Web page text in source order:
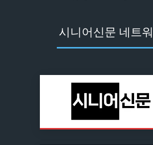
시니어신문 네트